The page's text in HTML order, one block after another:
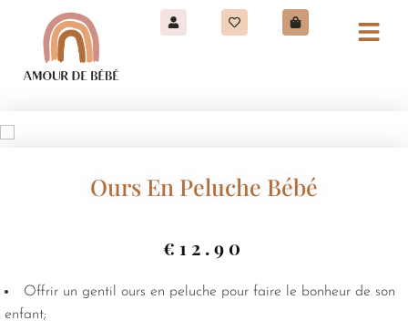
Ours En Peluche Bébé
€ 12.90
Offrir un gentil ours en peluche pour faire le bonheur de son
enfant;